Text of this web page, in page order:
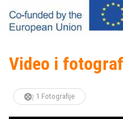
Video i
1 Fotografije